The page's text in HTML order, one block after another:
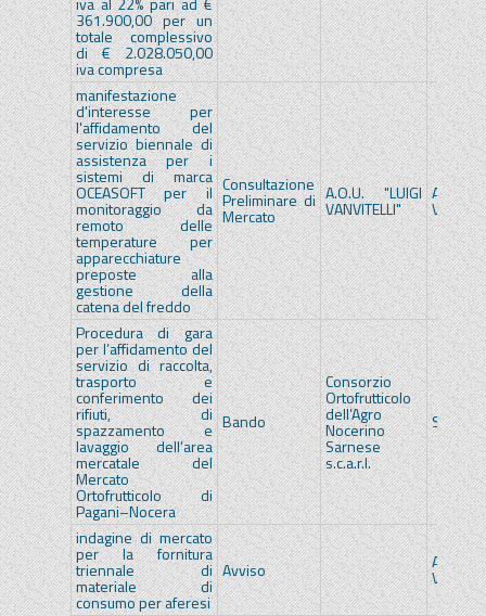
361.900,00 per un
totale complessivo
di € 2.028.050,00
iva compresa
manifestazione
d'interesse per
l'affidamento del
servizio biennale di
assistenza per i
sistemi di marca
OCEASOFT per il
monitoraggio da
remoto delle
temperature per
apparecchiature
preposte alla
gestione della
catena del freddo
Consultazione
Preliminare di
Mercato
A.O.U. "LUIGI
VANVITELLI"
A.O.U.
Procedura di gara
per l’affidamento del
servizio di raccolta,
trasporto e
conferimento dei
rifiuti, di
spazzamento e
lavaggio dell’area
mercatale del
Mercato
Ortofrutticolo di
Pagani–Nocera
Bando
Consorzio
Ortofrutticolo
dell’Agro
Nocerino
Sarnese
s.c.a.r.l.
indagine di mercato
per la fornitura
triennale di
materiale di
consumo per aferesi
Avviso A.O.U.